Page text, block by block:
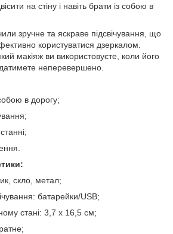
на стіну і навіть брати із собою в
зручне та яскраве підсвічування, що
користуватися дзеркалом.
макіяж ви використовуєте, коли його
неперевершено.
в дорогу;
скло, метал;
батарейки/USB;
стані: 3,7 х 16,5 см;